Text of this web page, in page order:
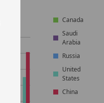
Canada
Saudi
Arabia
Russia
United
States
China